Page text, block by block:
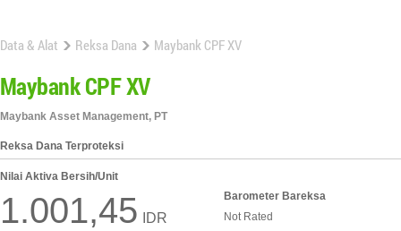
Data & Alat Reksa Dana Maybank CPF XV
Maybank CPF XV
Maybank Asset Management, PT
Reksa Dana Terproteksi
Nilai Aktiva Bersih/Unit
1.001,45 IDR
Barometer Bareksa
Not Rated